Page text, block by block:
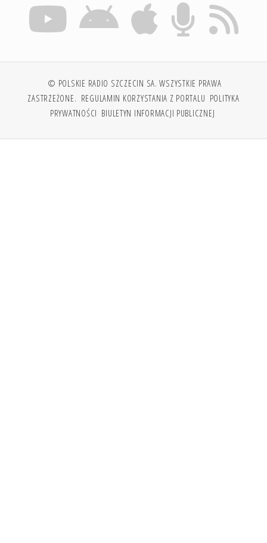
© POLSKIE RADIO SZCZECIN SA. WSZYSTKIE PRAWA
ZASTRZEŻONE. REGULAMIN KORZYSTANIA Z PORTALU POLITYKA
PRYWATNOŚCI BIULETYN INFORMACJI PUBLICZNEJ